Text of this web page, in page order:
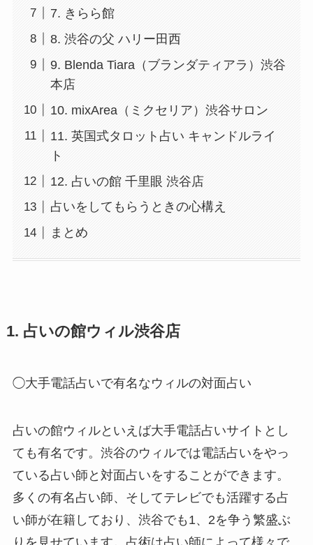
7. きらら館
8. 渋谷の父 ハリー田西
9. Blenda Tiara（ブランダティアラ）渋谷
本店
10. mixArea（ミクセリア）渋谷サロン
11. 英国式タロット占い キャンドルライ
ト
12. 占いの館 千里眼 渋谷店
占いをしてもらうときの心構え
まとめ
1. 占いの館ウィル渋谷店
◯大手電話占いで有名なウィルの対面占い
占いの館ウィルといえば大手電話占いサイトとし
ても有名です。渋谷のウィルでは電話占いをやっ
ている占い師と対面占いをすることができます。
多くの有名占い師、そしてテレビでも活躍する占
い師が在籍しており、渋谷でも1、2を争う繁盛ぶ
りを見せています。占術は占い師によって様々で